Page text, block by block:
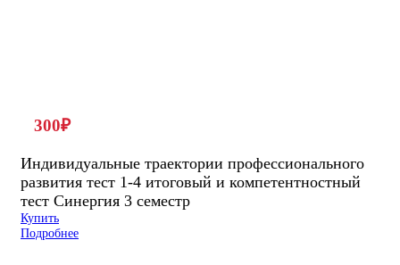
300₽
Индивидуальные траектории профессионального
развития тест 1-4 итоговый и компетентностный
тест Синергия 3 семестр
Купить
Подробнее